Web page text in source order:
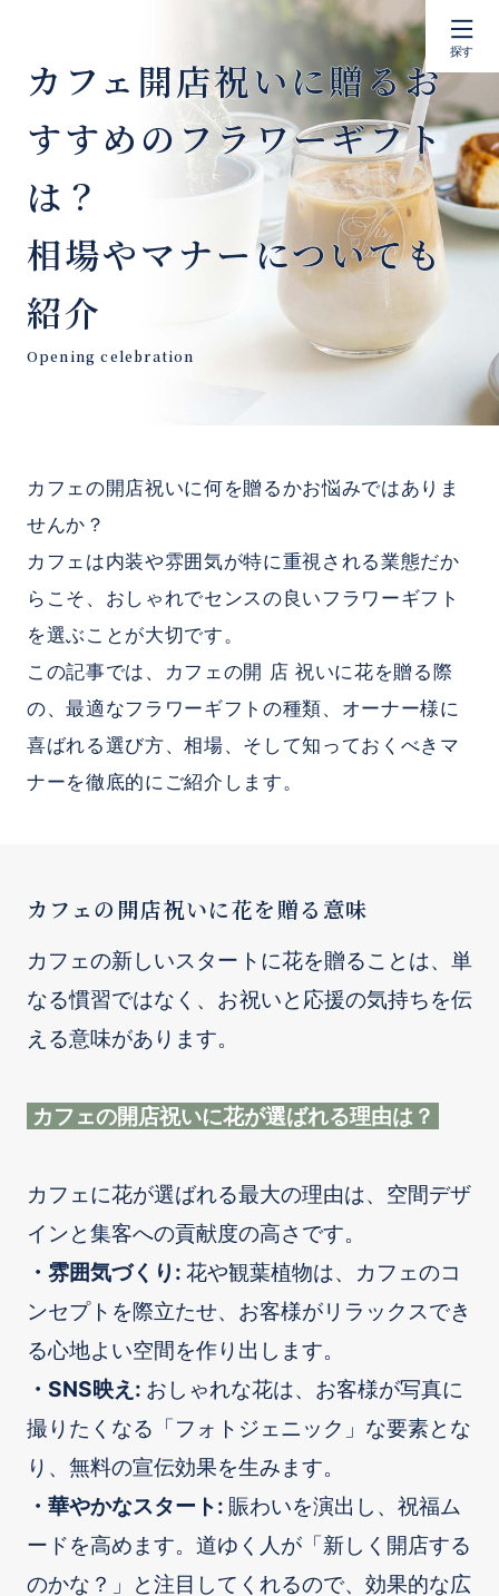
探す
カフェ開店祝いに贈るお
すすめのフラワーギフト
は？
相場やマナーについても
紹介
カフェの開店祝いに何を贈るかお悩みではありま
せんか？
カフェは内装や雰囲気が特に重視される業態だか
らこそ、おしゃれでセンスの良いフラワーギフト
を選ぶことが大切です。
この記事では、カフェの開 店 祝いに花を贈る際
の、最適なフラワーギフトの種類、オーナー様に
喜ばれる選び方、相場、そして知っておくべきマ
ナーを徹底的にご紹介します。
カフェの開店祝いに花を贈る意味
カフェの新しいスタートに花を贈ることは、単
なる慣習ではなく、お祝いと応援の気持ちを伝
える意味があります。
カフェの開店祝いに花が選ばれる理由は？
カフェに花が選ばれる最大の理由は、空間デザ
インと集客への貢献度の高さです。
・雰囲気づくり: 花や観葉植物は、カフェのコ
ンセプトを際立たせ、お客様がリラックスでき
る心地よい空間を作り出します。
・SNS映え: おしゃれな花は、お客様が写真に
撮りたくなる「フォトジェニック」な要素とな
り、無料の宣伝効果を生みます。
・華やかなスタート: 賑わいを演出し、祝福ム
ードを高めます。道ゆく人が「新しく開店する
のかな？」と注目してくれるので、効果的な広